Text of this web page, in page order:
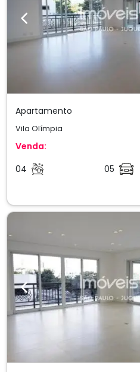
Previous
Apartamento
Vila Olímpia
Venda:
04
05
Previous